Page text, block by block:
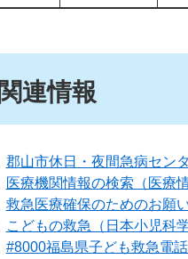
関連情報
郡山市休日・夜間急病セン
医療機関情報の検索（医療
救急医療確保のためのお願
こどもの救急（日本小児科学
#8000福島県子ども救急電